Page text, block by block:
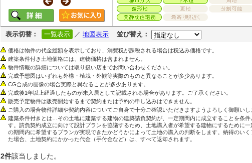
表示切替： 一覧表示 ／ 地図表示 並び替え：
価格は物件の代金総額を表示しており、消費税が課税される場合は税込み価格です。
建築条件付き土地価格には、建物価格は含まれません。
物件情報の詳細については取り扱い店までお問い合わせください。
完成予想図はいずれも外構・植栽・外観等実際のものと異なることが多少あります。
CG合成の画像の場合実際と異なることが多少あります。
完成後1年以上経過したものが未入居として記載される場合があります。ご了承ください。
販売予定物件は販売開始するまで契約または予約の申し込みはできません。
ご購入の場合物件詳細や契約内容についてご自身で十分ご確認いただきますようよろしく御願いし
建築条件付きとは…その土地に建築する建物の建築請負契約が、一定期間内に成立することを条
す。請負契約成立に向けて設計プランを協議するため、土地購入者が希望する建物にするために
の期間内に希望するプランが実現できたかどうかによって土地の購入の判断をします。納得のい
た場合、土地契約にかかった代金（手付金など）は、すべて返却されます。
2件該当しました。